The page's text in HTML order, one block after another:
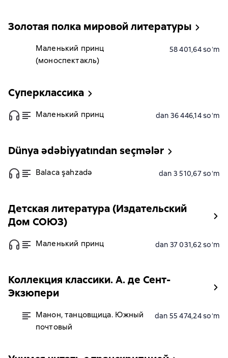
Золотая полка мировой литературы
Маленький принц
(моноспектакль)
58 401,64 soʻm
Суперклассика
Маленький принц dan 36 446,14 soʻm
Dünya ədəbiyyatından seçmələr
Balaca şahzadə dan 3 510,67 soʻm
Детская литература (Издательский
Дом СОЮЗ)
Маленький принц dan 37 031,62 soʻm
Коллекция классики. А. де Сент-
Экзюпери
Манон, танцовщица. Южный
почтовый
dan 55 474,24 soʻm